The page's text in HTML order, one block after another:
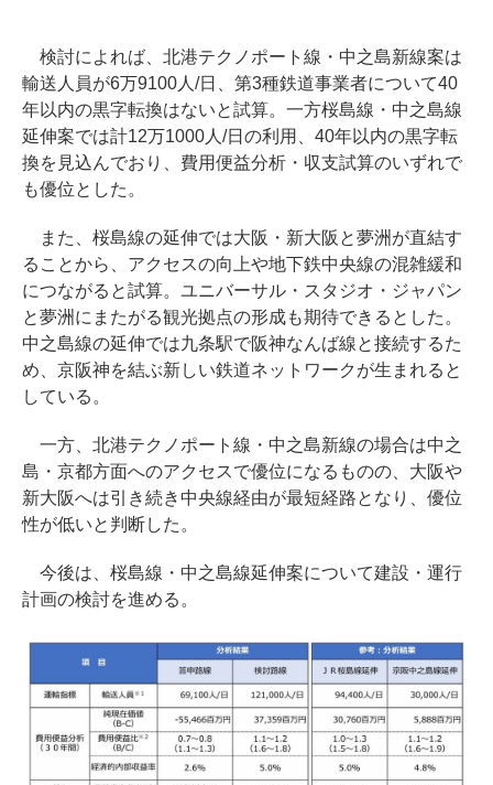
検討によれば、北港テクノポート線・中之島新線案は
輸送人員が6万9100人/日、第3種鉄道事業者について40
年以内の黒字転換はないと試算。一方桜島線・中之島線
延伸案では計12万1000人/日の利用、40年以内の黒字転
換を見込んでおり、費用便益分析・収支試算のいずれで
も優位とした。
また、桜島線の延伸では大阪・新大阪と夢洲が直結す
ることから、アクセスの向上や地下鉄中央線の混雑緩和
につながると試算。ユニバーサル・スタジオ・ジャパン
と夢洲にまたがる観光拠点の形成も期待できるとした。
中之島線の延伸では九条駅で阪神なんば線と接続するた
め、京阪神を結ぶ新しい鉄道ネットワークが生まれると
している。
一方、北港テクノポート線・中之島新線の場合は中之
島・京都方面へのアクセスで優位になるものの、大阪や
新大阪へは引き続き中央線経由が最短経路となり、優位
性が低いと判断した。
今後は、桜島線・中之島線延伸案について建設・運行
計画の検討を進める。